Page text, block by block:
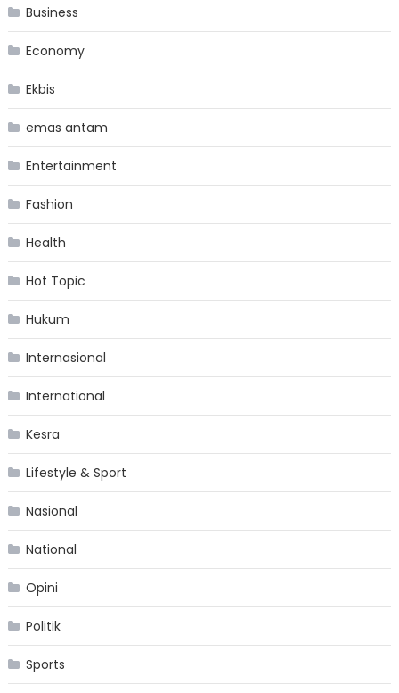
Business
Economy
Ekbis
emas antam
Entertainment
Fashion
Health
Hot Topic
Hukum
Internasional
International
Kesra
Lifestyle & Sport
Nasional
National
Opini
Politik
Sports